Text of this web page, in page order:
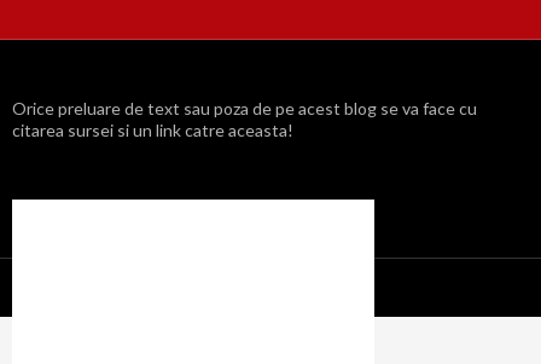
Orice preluare de text sau poza de pe acest blog se va face cu
citarea sursei si un link catre aceasta!